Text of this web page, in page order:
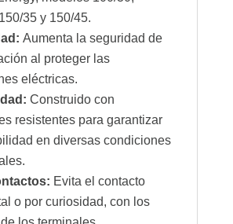
35 y 150/45.
Aumenta la seguridad de
al proteger las
eléctricas.
Construido con
resistentes para garantizar
en diversas condiciones
Evita el contacto
o por curiosidad, con los